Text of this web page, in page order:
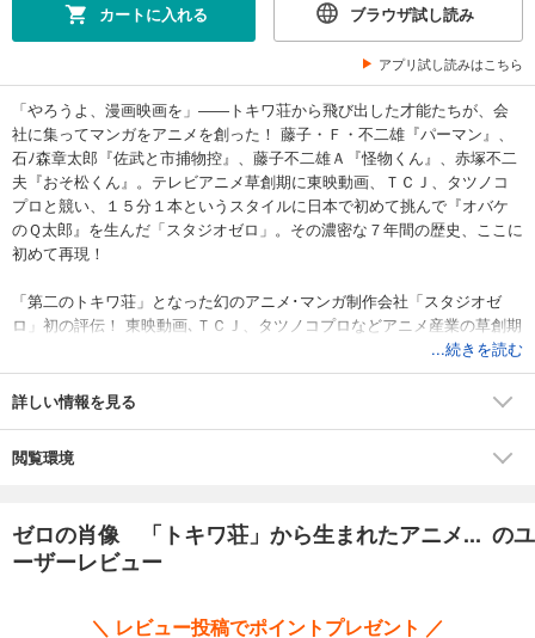
カートに入れる ブラウザ試し読み
アプリ試し読みはこちら
「やろうよ、漫画映画を」――トキワ荘から飛び出した才能たちが、会
社に集ってマンガをアニメを創った！ 藤子・Ｆ・不二雄『パーマン』、
石ﾉ森章太郎『佐武と市捕物控』、藤子不二雄Ａ『怪物くん』、赤塚不二
夫『おそ松くん』。テレビアニメ草創期に東映動画、ＴＣＪ、タツノコ
プロと競い、１５分１本というスタイルに日本で初めて挑んで『オバケ
のＱ太郎』を生んだ「スタジオゼロ」。その濃密な７年間の歴史、ここに
初めて再現！
「第二のトキワ荘」となった幻のアニメ･マンガ制作会社「スタジオゼ
ロ」初の評伝！ 東映動画､ＴＣＪ、タツノコプロなどアニメ産業の草創期
●「やろうよ、漫画映画を」
藤本の横顔を安孫子素雄がうなずきながら見た。
「個人じゃムリだ、会社を作らなきゃ」
石森章太郎が決めつけるようにいった。
...続きを読む
詳しい情報を見る
閲覧環境
ゼロの肖像 「トキワ荘」から生まれたアニメ... のユ
ーザーレビュー
＼ レビュー投稿でポイントプレゼント ／